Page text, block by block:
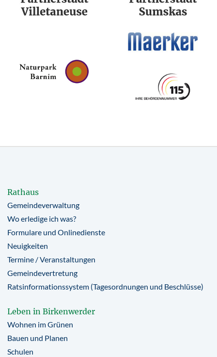
Rathaus
Gemeindeverwaltung
Wo erledige ich was?
Formulare und Onlinedienste
Neuigkeiten
Termine / Veranstaltungen
Gemeindevertretung
Ratsinformationssystem (Tagesordnungen und Beschlüsse)
Leben in Birkenwerder
Wohnen im Grünen
Bauen und Planen
Schulen